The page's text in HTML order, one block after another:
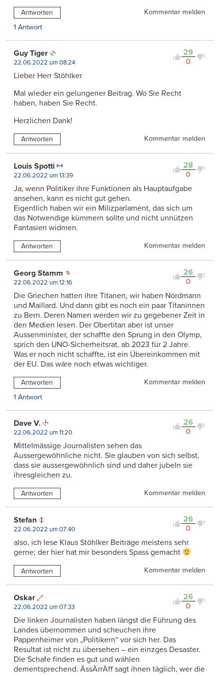
Antworten
Kommentar melden
1 Antwort
29
0
Guy Tiger
22.06.2022 um 08:24
Lieber Herr Stöhlker
Mal wieder ein gelungener Beitrag. Wo Sie Recht
haben, haben Sie Recht.
Herzlichen Dank!
Antworten Kommentar melden
28
0
Louis Spotti
22.06.2022 um 13:39
Ja, wenn Politiker ihre Funktionen als Hauptaufgabe
ansehen, kann es nicht gut gehen.
Eigentlich haben wir ein Milizparlament, das sich um
das Notwendige kümmern sollte und nicht unnützen
Fantasien widmen.
Antworten Kommentar melden
26
0
Georg Stamm
22.06.2022 um 12:16
Die Griechen hatten ihre Titanen, wir haben Nordmann
und Maillard. Und dann gibt es noch ein paar Titaninnen
zu Bern. Deren Namen werden wir zu gegebener Zeit in
den Medien lesen. Der Obertitan aber ist unser
Aussenminister, der schaffte den Sprung in den Olymp,
sprich den UNO-Sicherheitsrat, ab 2023 für 2 Jahre.
Was er noch nicht schaffte, ist ein Übereinkommen mit
der EU. Das wäre noch etwas wichtiger.
Antworten
Kommentar melden
1 Antwort
26
0
Dave V.
22.06.2022 um 11:20
Mittelmässige Journalisten sehen das
Aussergewöhnliche nicht. Sie glauben von sich selbst,
dass sie aussergewöhnlich sind und daher jubeln sie
ihresgleichen zu.
Antworten Kommentar melden
26
0
Stefan
22.06.2022 um 07:40
also, ich lese Klaus Stöhlker Beiträge meistens sehr
gerne; der hier hat mir besonders Spass gemacht
Antworten Kommentar melden
26
0
Oskar
22.06.2022 um 07:33
Die linken Journalisten haben längst die Führung des
Landes übernommen und scheuchen ihre
Pappenheimer von „Politikern“ vor sich her. Das
Resultat ist nicht zu übersehen – ein einzges Desaster.
Die Schafe finden es gut und wählen
dementsprechend. ÄssÄrrÄff sagt ihnen täglich, wer die